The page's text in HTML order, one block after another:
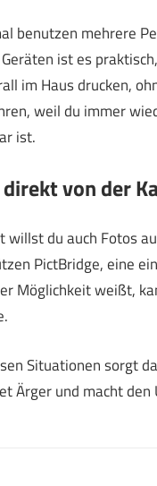
benutzen mehrere
ist es
im Haus drucken,
weil du immer
ist.
von der
willst du auch Fotos
PictBridge, eine
Möglichkeit weißt,
Situationen sorgt
Ärger und macht